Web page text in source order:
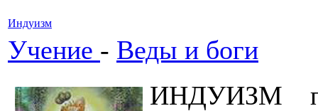
Индуизм
Учение - Веды и боги
ИНДУИЗМ